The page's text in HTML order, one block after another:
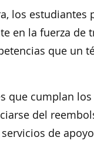
los estudiantes
en la fuerza de
que un
que cumplan
del
de